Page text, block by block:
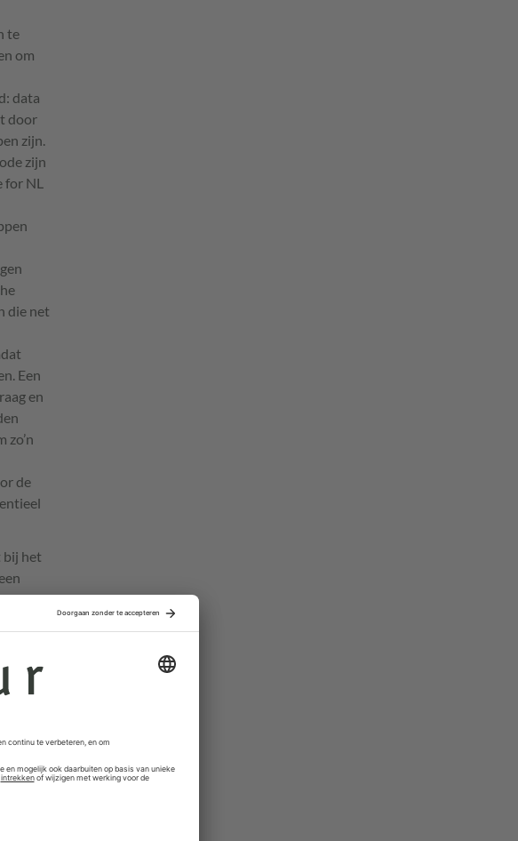
te
om
data
door
zijn.
zijn
NL
die net
Een
en
zo’n
de
bij het
de